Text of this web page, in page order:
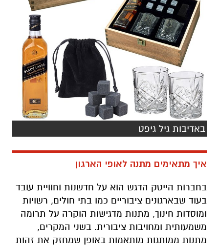
באדיבות גיל גיפט
איך מתאימים מתנה לאופי הארגון
בחברות הייטק הדגש הוא על חדשנות וחוויית עובד
בעוד שבארגונים ציבוריים כמו בתי חולים, רשויות
ומוסדות חינוך, מתנות מדגישות הוקרה על תרומה
משמעותית ומחויבות ציבורית. בשני המקרים,
מתנות ממותגות מותאמות באופן שמחזק את זהות